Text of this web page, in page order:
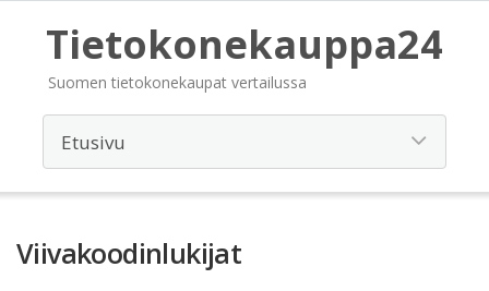
Tietokonekauppa24
Suomen tietokonekaupat vertailussa
Viivakoodinlukijat